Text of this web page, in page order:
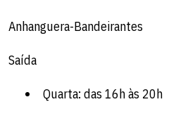
Anhanguera-Bandeirantes
Saída
Quarta: das 16h às 20h